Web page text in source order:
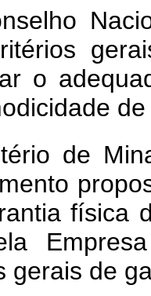
o
de
física
gerais de